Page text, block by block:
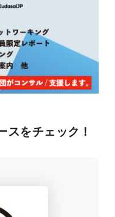
スをチェック！